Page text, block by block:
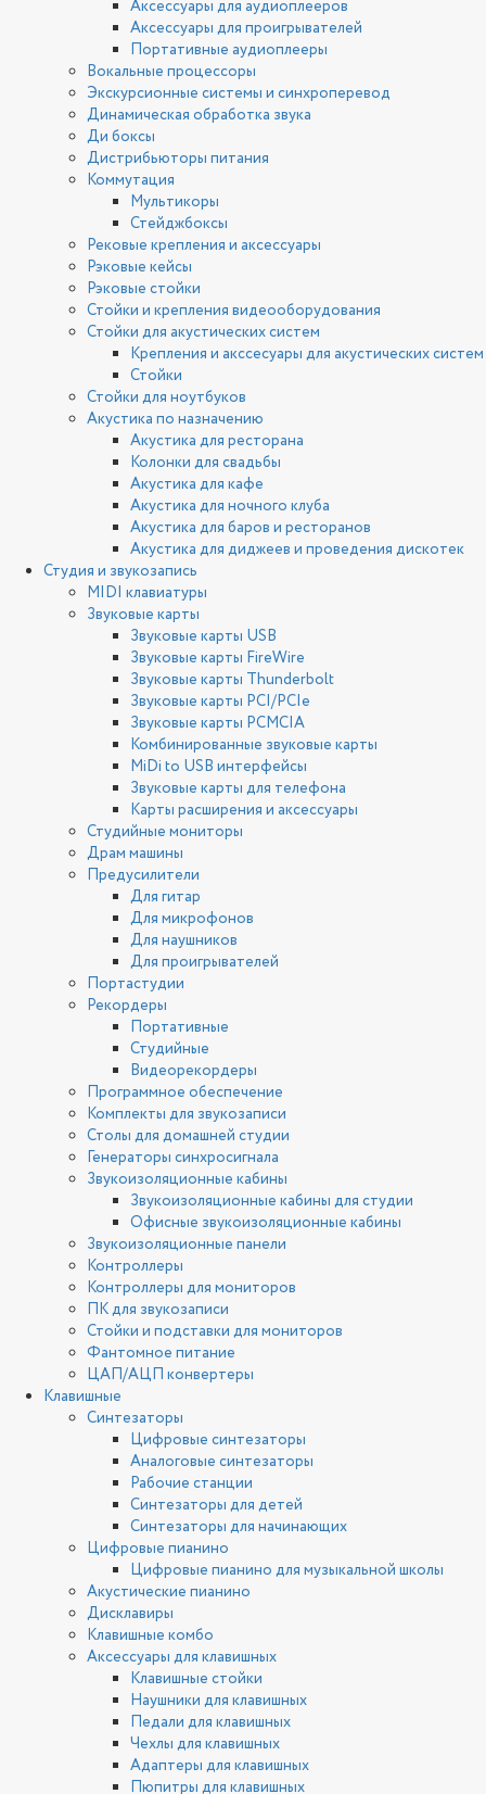
Аксессуары для аудиоплееров
Аксессуары для проигрывателей
Портативные аудиоплееры
Вокальные процессоры
Экскурсионные системы и синхроперевод
Динамическая обработка звука
Ди боксы
Дистрибьюторы питания
Коммутация
Мультикоры
Стейджбоксы
Рековые крепления и аксессуары
Рэковые кейсы
Рэковые стойки
Стойки и крепления видеооборудования
Стойки для акустических систем
Крепления и акссесуары для акустических систем
Стойки
Стойки для ноутбуков
Акустика по назначению
Акустика для ресторана
Колонки для свадьбы
Акустика для кафе
Акустика для ночного клуба
Акустика для баров и ресторанов
Акустика для диджеев и проведения дискотек
Студия и звукозапись
MIDI клавиатуры
Звуковые карты
Звуковые карты USB
Звуковые карты FireWire
Звуковые карты Thunderbolt
Звуковые карты PCI/PCIe
Звуковые карты PCMCIA
Комбинированные звуковые карты
MiDi to USB интерфейсы
Звуковые карты для телефона
Карты расширения и аксессуары
Студийные мониторы
Драм машины
Предусилители
Для гитар
Для микрофонов
Для наушников
Для проигрывателей
Портастудии
Рекордеры
Портативные
Студийные
Видеорекордеры
Программное обеспечение
Комплекты для звукозаписи
Столы для домашней студии
Генераторы синхросигнала
Звукоизоляционные кабины
Звукоизоляционные кабины для студии
Офисные звукоизоляционные кабины
Звукоизоляционные панели
Контроллеры
Контроллеры для мониторов
ПК для звукозаписи
Стойки и подставки для мониторов
Фантомное питание
ЦАП/АЦП конвертеры
Клавишные
Синтезаторы
Цифровые синтезаторы
Аналоговые синтезаторы
Рабочие станции
Синтезаторы для детей
Синтезаторы для начинающих
Цифровые пианино
Цифровые пианино для музыкальной школы
Акустические пианино
Дисклавиры
Клавишные комбо
Аксессуары для клавишных
Клавишные стойки
Наушники для клавишных
Педали для клавишных
Чехлы для клавишных
Адаптеры для клавишных
Пюпитры для клавишных